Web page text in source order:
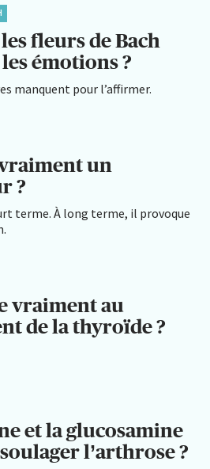
fleurs de Bach
émotions ?
manquent pour l’affirmer.
un
?
terme. À long terme, il provoque
vraiment au
de la thyroïde ?
et la glucosamine
l’arthrose ?